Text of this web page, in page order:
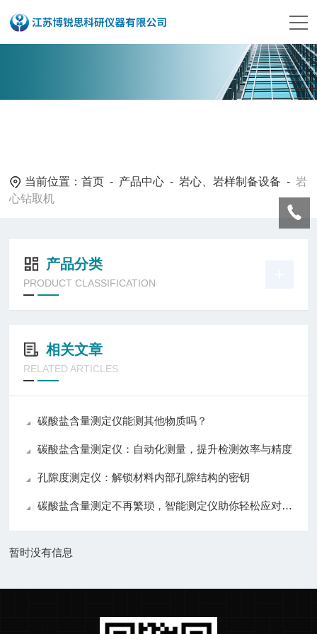
当前位置：首页 - 产品中心 -岩心、岩样制备设备 -岩
心钻取机
产品分类
PRODUCT CLASSIFICATION
相关文章
RELATED ARTICLES
碳酸盐含量测定仪能测其他物质吗？
碳酸盐含量测定仪：自动化测量，提升检测效率与精度
孔隙度测定仪：解锁材料内部孔隙结构的密钥
碳酸盐含量测定不再繁琐，智能测定仪助你轻松应对各种挑战！
暂时没有信息